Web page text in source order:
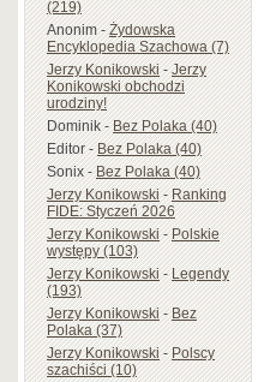
(219)
Anonim-Żydowska
Encyklopedia Szachowa (7)
Jerzy Konikowski-Jerzy
Konikowski obchodzi
urodziny!
Dominik-Bez Polaka (40)
Editor-Bez Polaka (40)
Sonix-Bez Polaka (40)
Jerzy Konikowski-Ranking
FIDE: Styczeń 2026
Jerzy Konikowski-Polskie
występy (103)
Jerzy Konikowski-Legendy
(193)
Jerzy Konikowski-Bez
Polaka (37)
Jerzy Konikowski-Polscy
szachiści (10)